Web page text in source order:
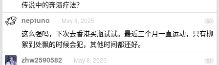
传说中的奔溃疗法？
50
neptuno May 8, 2025
这么强吗，下次去香港买瓶试试。最近三个月一直运动，只有柳
絮到处飘的时候会犯，其他时间都还好。
51
zhw2590582 May 8, 2025